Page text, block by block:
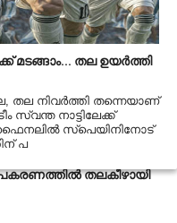
തരുന്ന ഈ
തലകീഴായി
മടങ്ങാം... തല ഉയർത്തി
തല നിവർത്തി തന്നെയാണ്
സ്വന്ത നാട്ടിലേക്ക്
സ്പെയിനിനോട്
പ